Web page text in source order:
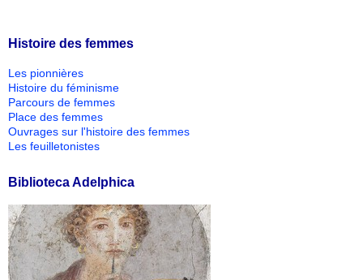
Histoire des femmes
Les pionnières
Histoire du féminisme
Parcours de femmes
Place des femmes
Ouvrages sur l'histoire des femmes
Les feuilletonistes
Biblioteca Adelphica